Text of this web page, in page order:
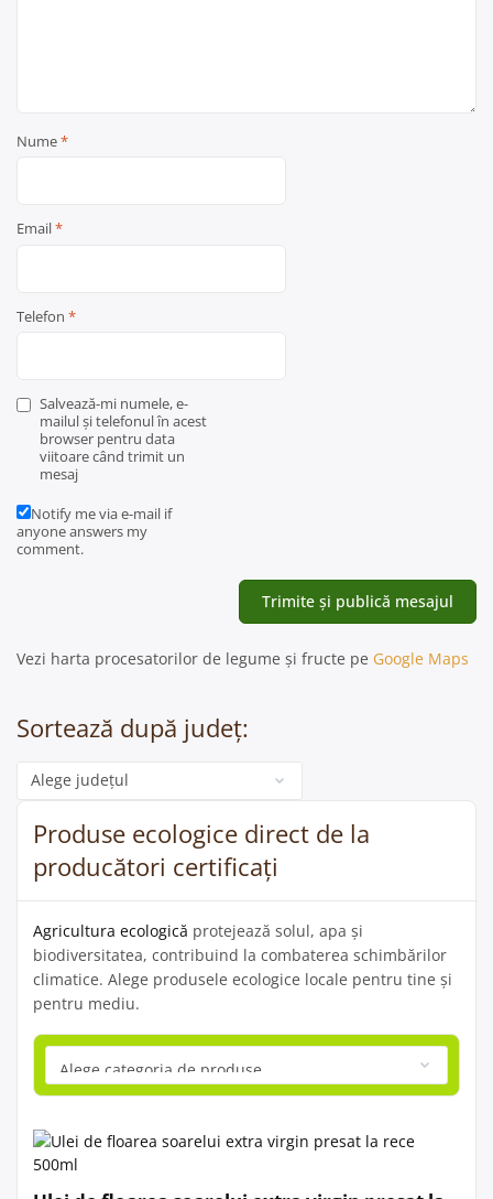
Nume*
Email*
Telefon *
Salvează-mi numele, e-
mailul și telefonul în acest
browser pentru data
viitoare când trimit un
mesaj
Notify me via e-mail if
anyone answers my
comment.
Vezi harta procesatorilor de legume și fructe pe Google Maps
Sortează după județ:
Categorie
Produse ecologice direct de la
producători certificați
Agricultura ecologică protejează solul, apa și
biodiversitatea, contribuind la combaterea schimbărilor
climatice. Alege produsele ecologice locale pentru tine și
pentru mediu.